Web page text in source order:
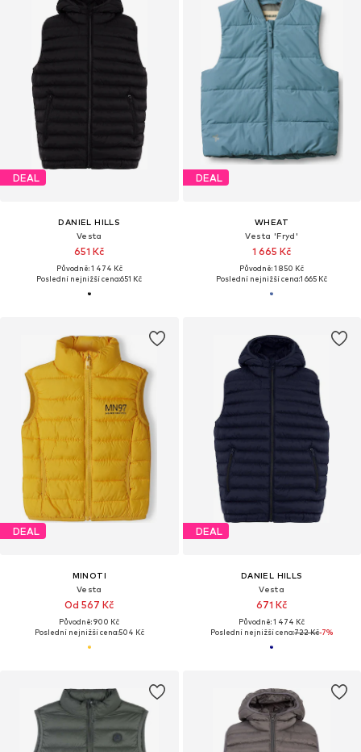
DEAL
DANIEL HILLS
Vesta
651 Kč
Původně: 1 474 Kč
Poslední nejnižší cena:651 Kč
DEAL
WHEAT
Vesta 'Fryd'
1 665 Kč
Původně: 1 850 Kč
Poslední nejnižší cena:1 665 Kč
DEAL
MINOTI
Vesta
Od 567 Kč
Původně: 900 Kč
Poslední nejnižší cena:504 Kč
DEAL
DANIEL HILLS
Vesta
671 Kč
Původně: 1 474 Kč
Poslední nejnižší cena:722 Kč-7%